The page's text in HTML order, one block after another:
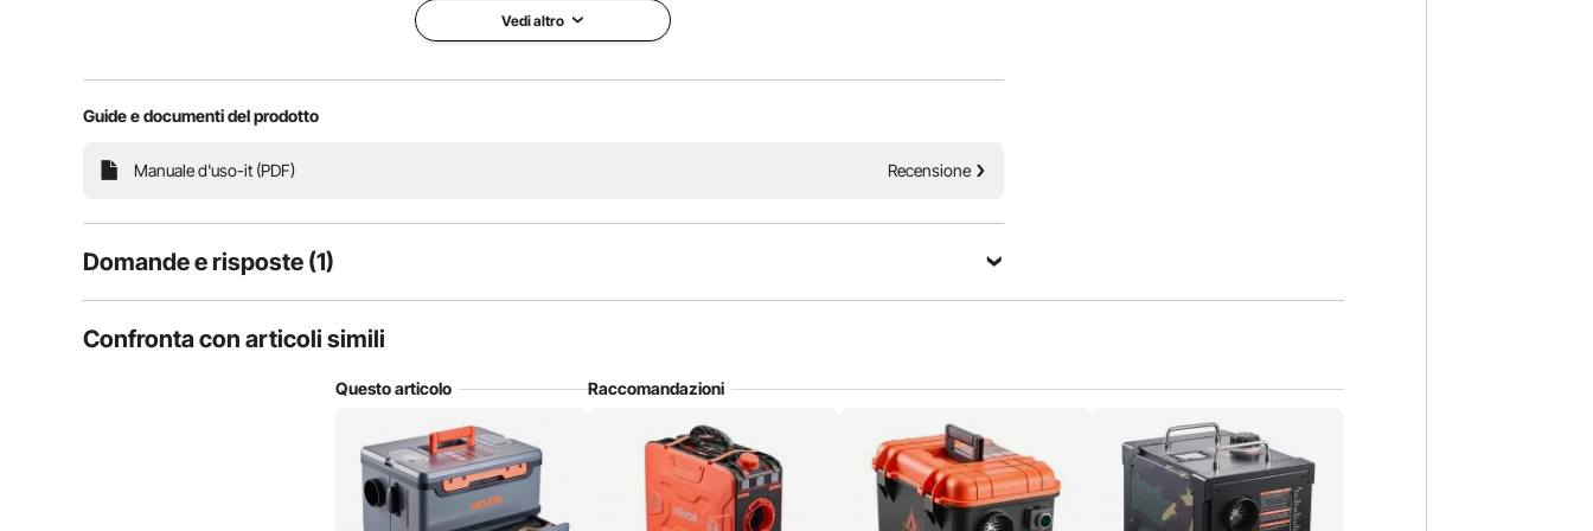
rapido ed efficiente per tende, camper, camion, SUV, furgoni e altro ancora.
Aggiornamento
Vedi altro
Guide e documenti del prodotto
Manuale d'uso-it (PDF) Recensione
Domande e risposte (1)
1 Domande
Ordina per：Domande in evidenza
Salve è possibile installare il riscaldatore sul portapacchi dell'auto e tenerle montato per tutto l'inverno?
Gentile cliente, grazie per la sua richiesta. Questa macchina è leggermente impermeabile e le consigliamo di utilizzare una
Confronta con articoli simili
Questo articolo Raccomandazioni